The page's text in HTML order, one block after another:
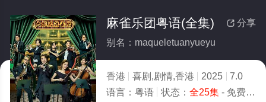
 分享
麻雀乐团粤语(全集)
别名：maqueletuanyueyu
香港 喜剧,剧情,香港 2025
7.0
语言： 粤语 状态： 全25集- 免费在线观看